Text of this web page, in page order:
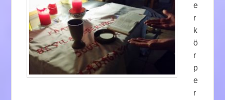
e
r
k
ö
r
p
e
r